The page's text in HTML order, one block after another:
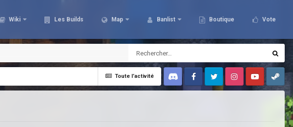
Wiki Les Builds Map Banlist Boutique Vote
Toute l’activité
Discord FacebookTwitter InstagramYoutubeSteam